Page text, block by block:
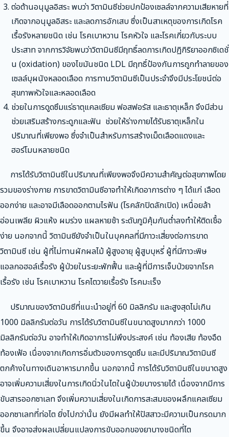
ต่อต้านอนุมูลอิสระ พบว่า วิตามินซีช่วยปกป้องเซลล์จากความเสียหายที่
เกิดจากอนุมูลอิสระ และลดการอักเสบ ซึ่งเป็นสาเหตุของการเกิดโรค
เรื้อรังหลายชนิด เช่น โรคเบาหวาน โรคหัวใจ และโรคเกี่ยวกับระบบ
ประสาท จากการวิจัยพบว่าวิตามินซีมีฤทธิ์ลดการเกิดปฏิกิริยาออกซิเดชั่
น (oxidation) ของไขมันชนิด LDL มีฤทธิ์ป้องกันการถูกทำลายของ
เซลล์บุผนังหลอดเลือด การทานวิตามินซีเป็นประจำจึงมีประโยชน์ต่อ
สุขภาพหัวใจและหลอดเลือด
ช่วยในการดูดซึมแร่ธาตุแคลเซียม ฟอสฟอรัส และธาตุเหล็ก จึงมีส่วน
ช่วยเสริมสร้างกระดูกและฟัน ช่วยให้ร่างกายได้รับธาตุเหล็กใน
ปริมาณที่เพียงพอ ซึ่งจำเป็นสำหรับการสร้างเม็ดเลือดแดงและ
ฮอร์โมนหลายชนิด
การได้รับวิตามินซีในปริมาณที่เพียงพอจึงมีความสำคัญต่อสุขภาพโดย
รวมของร่างกาย การขาดวิตามินซีอาจทำให้เกิดอาการต่าง ๆ ได้แก่ เลือด
ออกง่าย และอาจมีเลือดออกตามไรฟัน (โรคลักปิดลักเปิด) เหนื่อยล้า
อ่อนเพลีย ผิวแห้ง ผมร่วง แผลหายช้า ระดับภูมิคุ้มกันต่ำลงทำให้ติดเชื้อ
ง่าย นอกจากนี้ วิตามินซียังจำเป็นในบุคคลที่มีภาวะเสี่ยงต่อการขาด
วิตามินซี เช่น ผู้ที่ไม่ทานผักผลไม้ ผู้สูงอายุ ผู้สูบบุหรี่ ผู้ที่มีภาวะพิษ
แอลกอฮอล์เรื้อรัง ผู้ป่วยในระยะพักฟื้น และผู้ที่มีการเจ็บป่วยจากโรค
เรื้อรัง เช่น โรคเบาหวาน โรคไตวายเรื้อรัง โรคมะเร็ง
ปริมาณของวิตามินซีที่แนะนำอยู่ที่ 60 มิลลิกรัม และสูงสุดไม่เกิน
1000 มิลลิกรัมต่อวัน การได้รับวิตามินซีในขนาดสูงมากกว่า 1000
มิลลิกรัมต่อวัน อาจทำให้เกิดอาการไม่พึงประสงค์ เช่น ท้องเสีย ท้องอืด
ท้องเฟ้อ เนื่องจากเกิดการอิ่มตัวของการดูดซึม และมีปริมาณวิตามินซี
ตกค้างในทางเดินอาหารมากขึ้น นอกจากนี้ การได้รับวิตามินซีในขนาดสูง
อาจเพิ่มความเสี่ยงในการเกิดนิ่วในไตในผู้ป่วยบางรายได้ เนื่องจากมีการ
ขับสารออกซาเลท จึงเพิ่มความเสี่ยงในเกิดการสะสมของผลึกแคลเซียม
ออกซาเลทที่ท่อไต ยิ่งไปกว่านั้น ยังมีผลทำให้ปัสสาวะมีความเป็นกรดมาก
ขึ้น จึงอาจส่งผลเปลี่ยนแปลงการขับออกของยาบางชนิดที่ไต